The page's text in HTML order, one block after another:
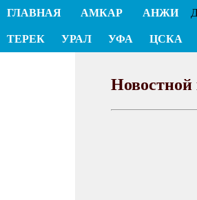
ГЛАВНАЯ АМКАР АНЖИ
ТЕРЕК УРАЛ УФА ЦСКА